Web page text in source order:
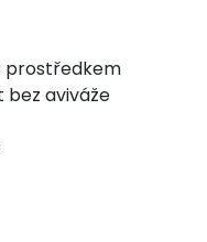
prostředkem
aviváže